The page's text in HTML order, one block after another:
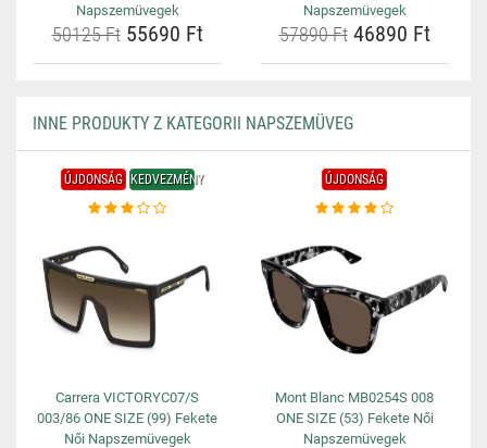
Napszemüvegek
50125 Ft55690 Ft
Napszemüvegek
57890 Ft46890 Ft
INNE PRODUKTY Z KATEGORII NAPSZEMÜVEG
ÚJDONSÁG KEDVEZMÉNY
Carrera VICTORYC07/S
003/86 ONE SIZE (99) Fekete
Női Napszemüvegek
ÚJDONSÁG
Mont Blanc MB0254S 008
ONE SIZE (53) Fekete Női
Napszemüvegek